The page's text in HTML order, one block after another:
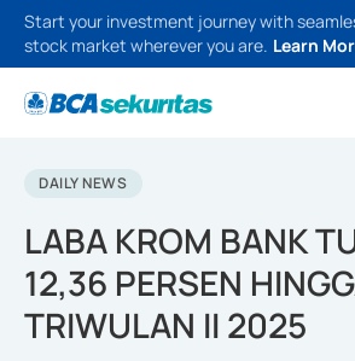
Start your investment journey with
stock market wherever you are. Learn
DAILY NEWS
LABA KROM BANK
12,36 PERSEN
TRIWULAN II 2025